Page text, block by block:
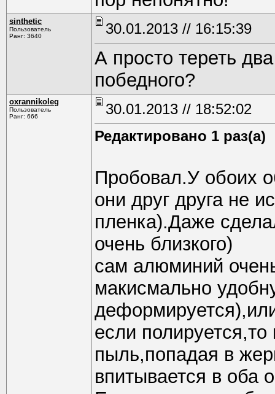
sinthetic
Пользователь
Ранг: 3640
30.01.2013 // 16:15:39
А просто тереть
победного?
oxrannikoleg
Пользователь
Ранг: 666
30.01.2013 // 18:52:02
Редактировано 1 раз(а)
Пробовал.У обоих
они друг друга не
пленка).Даже
очень близкого)
сам алюминий
макисмально
если полируется,то
пыль,попадая в
впитывается в оба